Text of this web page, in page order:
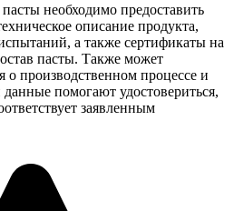
необходимо предоставить
описание продукта,
а также сертификаты на
пасты. Также может
о производственном процессе и
помогают удостовериться,
заявленным